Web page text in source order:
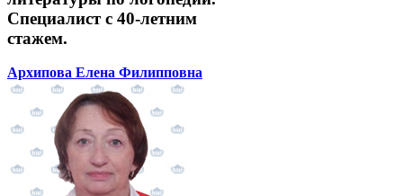
Специалист с 40-летним
стажем.
Архипова Елена Филипповна